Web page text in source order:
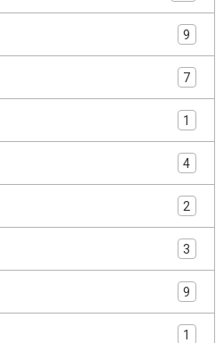
9
7
1
4
2
3
9
1